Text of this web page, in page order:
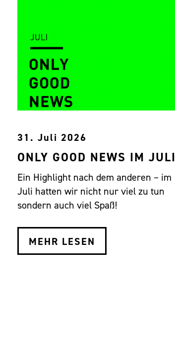
31. Juli 2026
ONLY GOOD NEWS IM JULI
Ein Highlight nach dem anderen – im
Juli hatten wir nicht nur viel zu tun
sondern auch viel Spaß!
MEHR LESEN